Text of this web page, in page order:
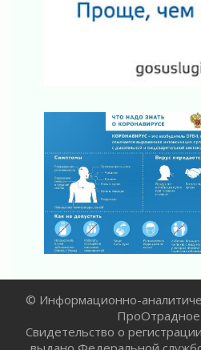
регионом и страной
Ленинградской области
Пропавшего подростка
районе Ленобласти
02 августа 2026
Жителям Ленобласти
действовать при укусе
02 августа 2026
В Ивангороде назвали
граждан Ленинградской
02 августа 2026
Готовность №1
02 августа 2026
© Информационно-
ПроОтрадное
Свидетельство о